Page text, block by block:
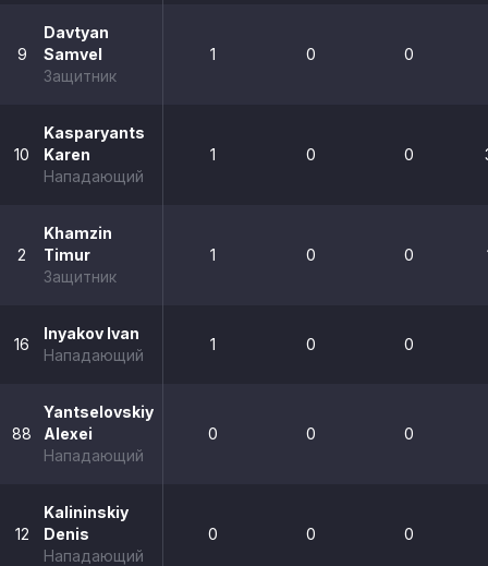
9
Davtyan
Samvel
Защитник
1 0 0
10
Kasparyants
Karen
Нападающий
1 0 0
2
Khamzin
Timur
Защитник
1 0 0
16
Inyakov Ivan
Нападающий
1 0 0
88
Yantselovskiy
Alexei
Нападающий
0 0 0
12
Kalininskiy
Denis
Нападающий
0 0 0